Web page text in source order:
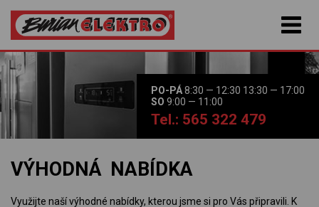
PO-PÁ8:30 — 12:30 13:30 — 17:00
SO 9:00 — 11:00
Tel.: 565 322 479
VÝHODNÁ NABÍDKA
Využijte naší výhodné nabídky, kterou jsme si pro Vás připravili. K